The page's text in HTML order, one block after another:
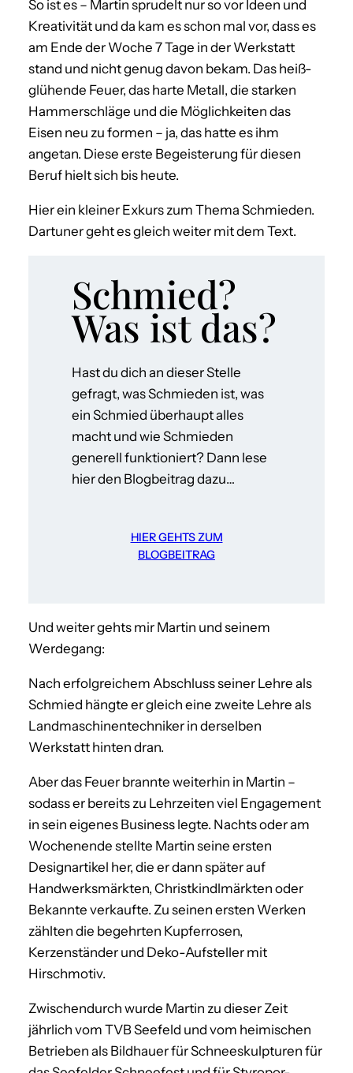
So ist es – Martin sprudelt nur so vor Ideen und
Kreativität und da kam es schon mal vor, dass es
am Ende der Woche 7 Tage in der Werkstatt
stand und nicht genug davon bekam. Das heiß-
glühende Feuer, das harte Metall, die starken
Hammerschläge und die Möglichkeiten das
Eisen neu zu formen – ja, das hatte es ihm
angetan. Diese erste Begeisterung für diesen
Beruf hielt sich bis heute.
Hier ein kleiner Exkurs zum Thema Schmieden.
Dartuner geht es gleich weiter mit dem Text.
Schmied?
Was ist das?
Hast du dich an dieser Stelle
gefragt, was Schmieden ist, was
ein Schmied überhaupt alles
macht und wie Schmieden
generell funktioniert? Dann lese
hier den Blogbeitrag dazu…
HIER GEHTS ZUM
BLOGBEITRAG
Und weiter gehts mir Martin und seinem
Werdegang:
Nach erfolgreichem Abschluss seiner Lehre als
Schmied hängte er gleich eine zweite Lehre als
Landmaschinentechniker in derselben
Werkstatt hinten dran.
Aber das Feuer brannte weiterhin in Martin –
sodass er bereits zu Lehrzeiten viel Engagement
in sein eigenes Business legte. Nachts oder am
Wochenende stellte Martin seine ersten
Designartikel her, die er dann später auf
Handwerksmärkten, Christkindlmärkten oder
Bekannte verkaufte. Zu seinen ersten Werken
zählten die begehrten Kupferrosen,
Kerzenständer und Deko-Aufsteller mit
Hirschmotiv.
Zwischendurch wurde Martin zu dieser Zeit
jährlich vom TVB Seefeld und vom heimischen
Betrieben als Bildhauer für Schneeskulpturen für